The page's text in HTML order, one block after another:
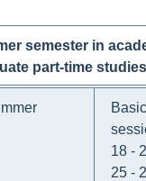
semester in
part-time studies
18 -
25 -